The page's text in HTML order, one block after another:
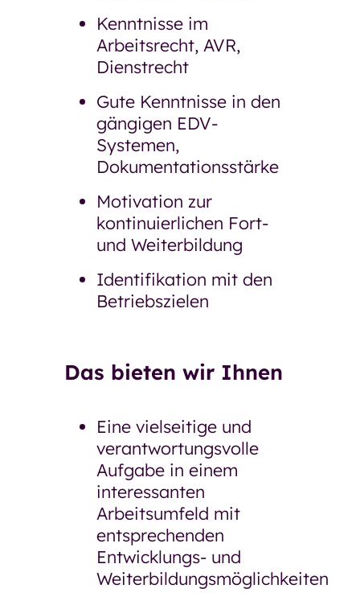
Kenntnisse im
Arbeitsrecht, AVR,
Dienstrecht
Gute Kenntnisse in den
gängigen EDV-
Systemen,
Dokumentationsstärke
Motivation zur
kontinuierlichen Fort-
und Weiterbildung
Identifikation mit den
Betriebszielen
Das bieten wir Ihnen
Eine vielseitige und
verantwortungsvolle
Aufgabe in einem
interessanten
Arbeitsumfeld mit
entsprechenden
Entwicklungs- und
Weiterbildungsmöglichkeiten